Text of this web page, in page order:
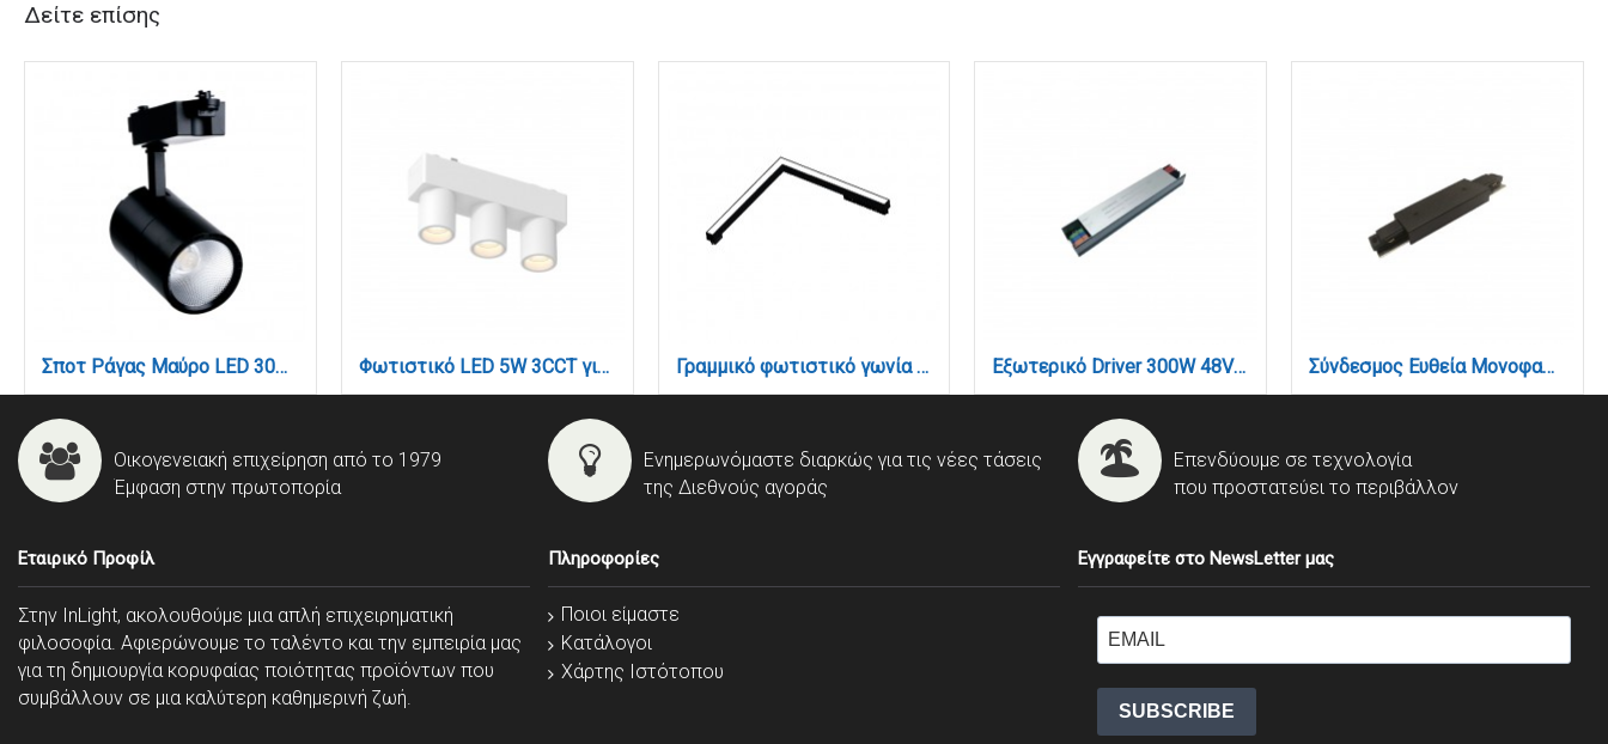
Δείτε επίσης
Σποτ Ράγας Μαύρο LED 30W 4000K D:9,5cmX20,5cm (T00202-BL) Φωτιστικό LED 5W 3CCT για Ultra-Thin μαγνητική ράγα σε λευκή απόχρωση (by tuya and zigbee) D:12,2cmX5,5cm (T05005-WH) Γραμμικό φωτιστικό γωνία LED 24W 4000K για μαγνητική ράγα σε μαύρη απόχρωση D:30cmX30cm (T05702-BL) Εξωτερικό Driver 300W 48V για Ultra-Thin μαγνητική ράγα (TD008) Σύνδεσμος Ευθεία Μονοφασικής Ράγας σε μαύρη απόχρωση (TC1-035-Black)
Οικογενειακή επιχείρηση από το 1979
Έμφαση στην πρωτοπορία
Ενημερωνόμαστε διαρκώς για τις νέες τάσεις
της Διεθνούς αγοράς
Επενδύουμε σε τεχνολογία
που προστατεύει το περιβάλλον
Εταιρικό Προφίλ
Στην InLight, ακολουθούμε μια απλή επιχειρηματική
φιλοσοφία. Αφιερώνουμε το ταλέντο και την εμπειρία μας
για τη δημιουργία κορυφαίας ποιότητας προϊόντων που
συμβάλλουν σε μια καλύτερη καθημερινή ζωή.
Πληροφορίες
Ποιοι είμαστε
Κατάλογοι
Χάρτης Ιστότοπου
Εγγραφείτε στο NewsLetter μας
SUBSCRIBE